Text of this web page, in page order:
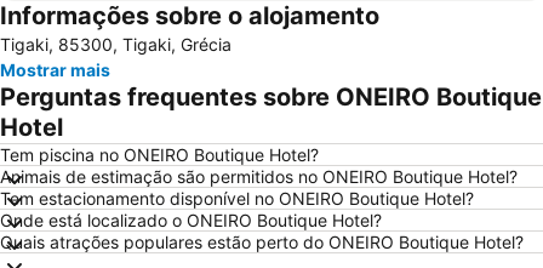
Tigaki
Porto of Kos
Marina Kos
Marina Yacht Club
Halikarnas
Informações sobre o alojamento
Tigaki, 85300, Tigaki, Grécia
Mostrar mais
Perguntas frequentes sobre ONEIRO Boutique
Hotel
Tem piscina no ONEIRO Boutique Hotel?
Animais de estimação são permitidos no ONEIRO Boutique Hotel?
Tem estacionamento disponível no ONEIRO Boutique Hotel?
Onde está localizado o ONEIRO Boutique Hotel?
Quais atrações populares estão perto do ONEIRO Boutique Hotel?